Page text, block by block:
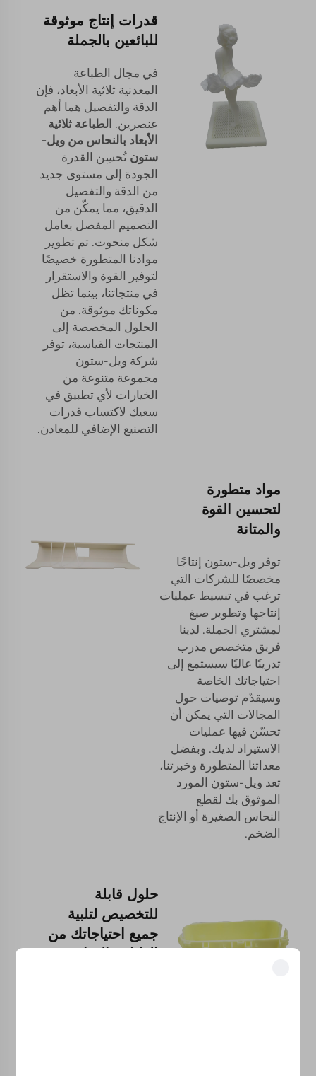
قدرات إنتاج موثوقة
للبائعين بالجملة
في مجال الطباعة
المعدنية ثلاثية الأبعاد، فإن
الدقة والتفصيل هما أهم
عنصرين. الطباعة ثلاثية
الأبعاد بالنحاس من ويل-
ستون تُحسِن القدرة
الجودة إلى مستوى جديد
من الدقة والتفصيل
الدقيق، مما يمكّن من
التصميم المفصل بعامل
شكل منحوت. تم تطوير
موادنا المتطورة خصيصًا
لتوفير القوة والاستقرار
في منتجاتنا، بينما تظل
مكوناتك موثوقة. من
الحلول المخصصة إلى
المنتجات القياسية، توفر
شركة ويل-ستون
مجموعة متنوعة من
الخيارات لأي تطبيق في
سعيك لاكتساب قدرات
التصنيع الإضافي للمعادن.
مواد متطورة
لتحسين القوة
والمتانة
توفر ويل-ستون إنتاجًا
مخصصًا للشركات التي
ترغب في تبسيط عمليات
إنتاجها وتطوير صيغ
لمشتري الجملة. لدينا
فريق متخصص مدرب
تدريبًا عاليًا سيستمع إلى
احتياجاتك الخاصة
وسيقدّم توصيات حول
المجالات التي يمكن أن
تحسّن فيها عمليات
الاستيراد لديك. وبفضل
معداتنا المتطورة وخبرتنا،
تعد ويل-ستون المورد
الموثوق بك لقطع
النحاس الصغيرة أو الإنتاج
الضخم.
حلول قابلة
للتخصيص لتلبية
جميع احتياجاتك من
الطباعة النحاسية